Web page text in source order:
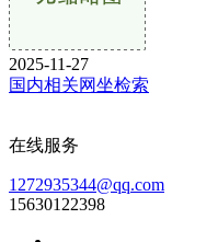
2025-11-27
国内相关网坐检索
在线服务
1272935344@qq.com
15630122398